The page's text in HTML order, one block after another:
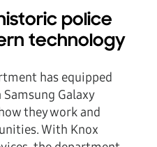
police
technology
has equipped
Galaxy
they work and
With Knox